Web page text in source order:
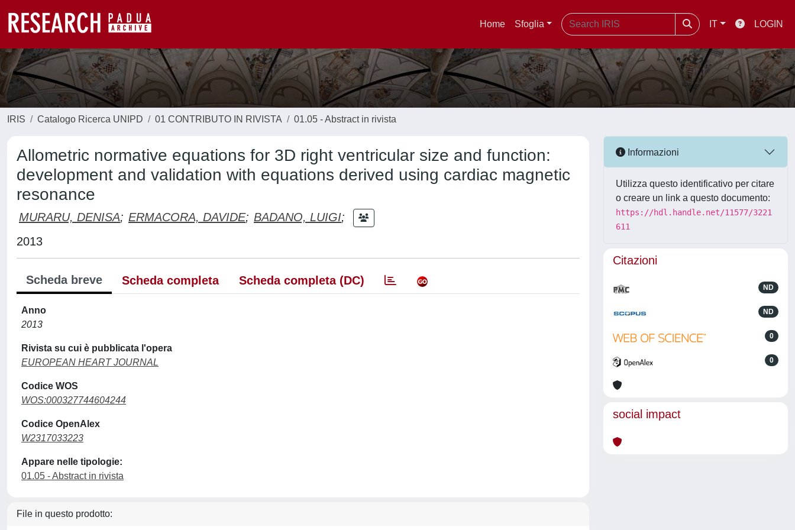
Home Sfoglia IT LOGIN
IRIS Catalogo Ricerca UNIPD 01 CONTRIBUTO IN RIVISTA 01.05 - Abstract in rivista
Allometric normative equations for 3D right ventricular size and function:
development and validation with equations derived using cardiac magnetic
resonance
MURARU, DENISA; ERMACORA, DAVIDE; BADANO, LUIGI;
2013
Scheda breve Scheda completa Scheda completa (DC)
Anno
2013
Rivista su cui è pubblicata l'opera
EUROPEAN HEART JOURNAL
Codice WOS
WOS:000327744604244
Codice OpenAlex
W2317033223
Appare nelle tipologie:
01.05 - Abstract in rivista
File in questo prodotto:
Informazioni
Utilizza questo identificativo per citare
o creare un link a questo documento:
https://hdl.handle.net/11577/3221
611
Citazioni
ND
ND
0
0
social impact